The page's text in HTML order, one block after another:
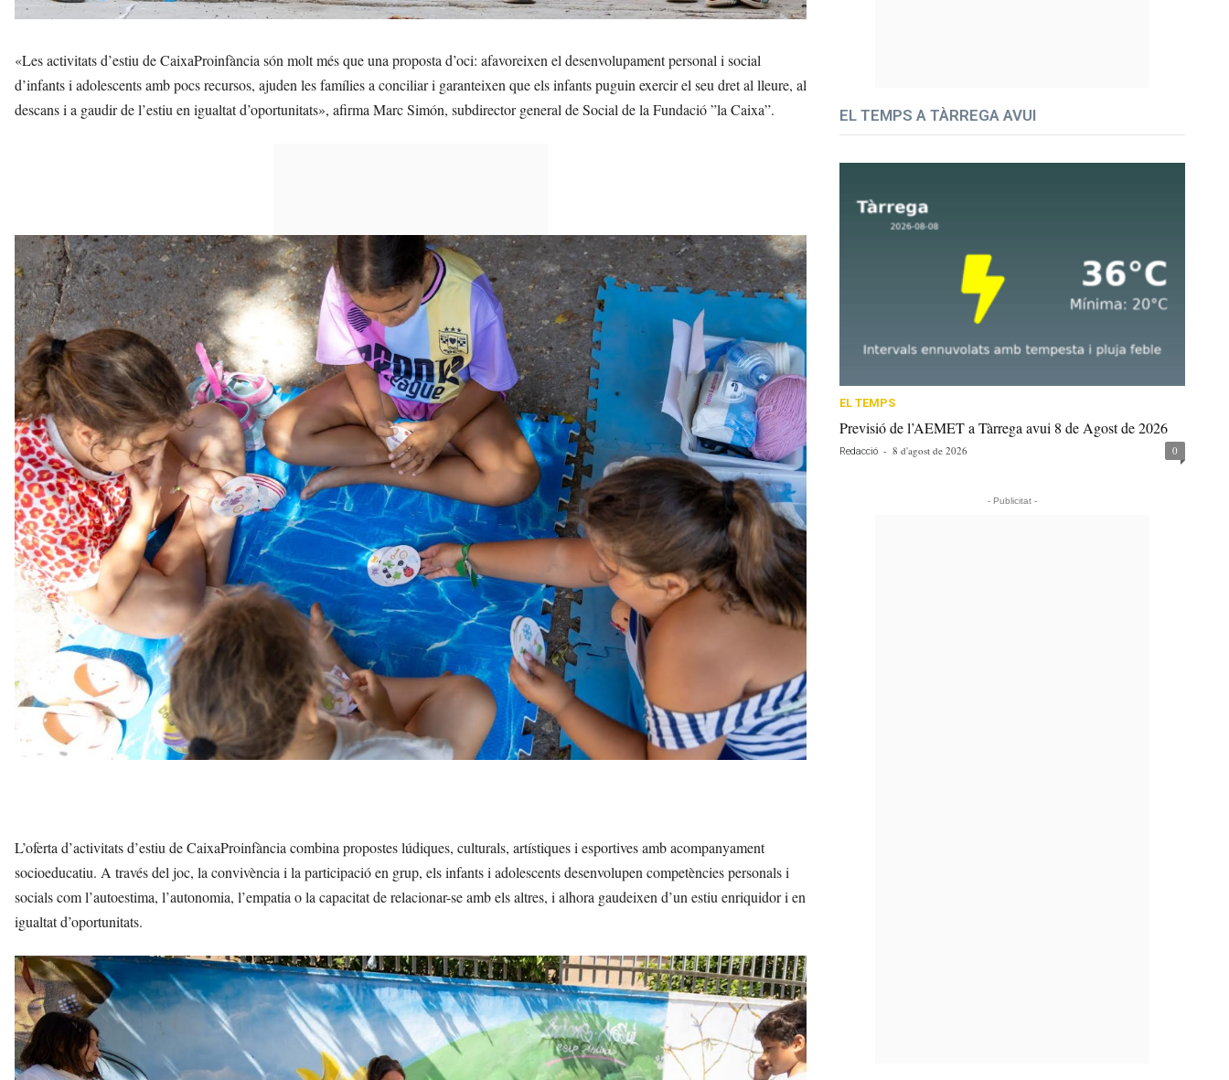
«Les activitats d’estiu de CaixaProinfància són molt més que una proposta d’oci: afavoreixen el desenvolupament personal i social
d’infants i adolescents amb pocs recursos, ajuden les famílies a conciliar i garanteixen que els infants puguin exercir el seu dret al lleure, al
descans i a gaudir de l’estiu en igualtat d’oportunitats», afirma Marc Simón, subdirector general de Social de la Fundació ”la Caixa”.
L’oferta d’activitats d’estiu de CaixaProinfància combina propostes lúdiques, culturals, artístiques i esportives amb acompanyament
socioeducatiu. A través del joc, la convivència i la participació en grup, els infants i adolescents desenvolupen competències personals i
socials com l’autoestima, l’autonomia, l’empatia o la capacitat de relacionar-se amb els altres, i alhora gaudeixen d’un estiu enriquidor i en
igualtat d’oportunitats.
EL TEMPS A TÀRREGA AVUI
EL TEMPS
Previsió de l’AEMET a Tàrrega avui 8 de Agost de 2026
Redacció - 8 d'agost de 2026 0
- Publicitat -